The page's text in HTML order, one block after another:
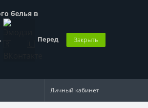
белья в
Перед Закрыть
Личный кабинет